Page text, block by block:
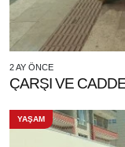
2 AY ÖNCE
ÇARŞI VE
YAŞAM